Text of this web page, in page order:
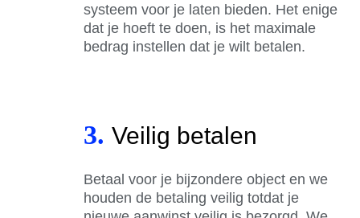
systeem voor je laten bieden. Het enige
dat je hoeft te doen, is het maximale
bedrag instellen dat je wilt betalen.
3. Veilig betalen
Betaal voor je bijzondere object en we
houden de betaling veilig totdat je